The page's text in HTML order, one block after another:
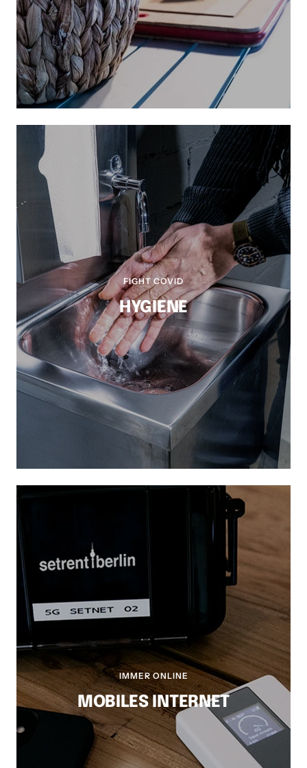
FIGHT COVID
HYGIENE
IMMER ONLINE
MOBILES INTERNET